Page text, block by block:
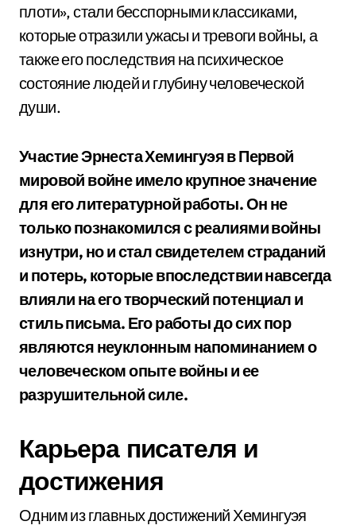
плоти», стали бесспорными классиками,
которые отразили ужасы и тревоги войны, а
также его последствия на психическое
состояние людей и глубину человеческой
души.
Участие Эрнеста Хемингуэя в Первой
мировой войне имело крупное значение
для его литературной работы. Он не
только познакомился с реалиями войны
изнутри, но и стал свидетелем страданий
и потерь, которые впоследствии навсегда
влияли на его творческий потенциал и
стиль письма. Его работы до сих пор
являются неуклонным напоминанием о
человеческом опыте войны и ее
разрушительной силе.
Карьера писателя и
достижения
Одним из главных достижений Хемингуэя